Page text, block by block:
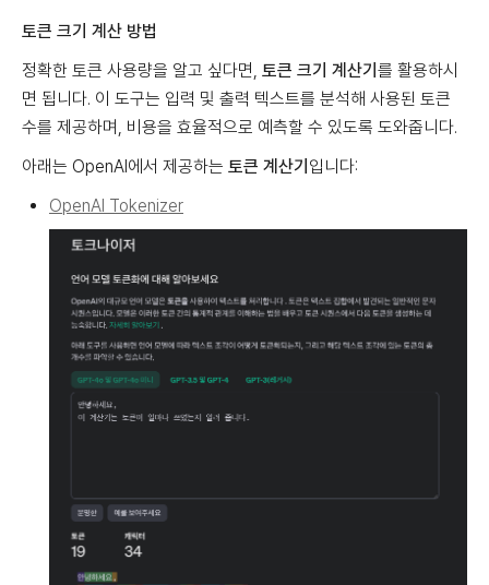
토큰 크기 계산 방법
정확한 토큰 사용량을 알고 싶다면, 토큰 크기 계산기 를 활용하시
면 됩니다. 이 도구는 입력 및 출력 텍스트를 분석해 사용된 토큰
수를 제공하며, 비용을 효율적으로 예측할 수 있도록 도와줍니다.
아래는 OpenAI에서 제공하는 토큰 계산기 입니다:
OpenAI Tokenizer